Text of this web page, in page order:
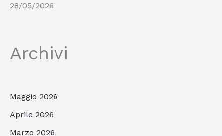
28/05/2026
Archivi
Maggio 2026
Aprile 2026
Marzo 2026